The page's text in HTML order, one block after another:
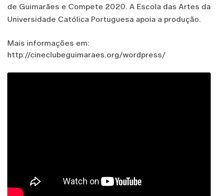
de Guimarães e Compete 2020. A Escola das Artes da
Universidade Católica Portuguesa apoia a produção.
Mais informações em:
http://cineclubeguimaraes.org/wordpress/